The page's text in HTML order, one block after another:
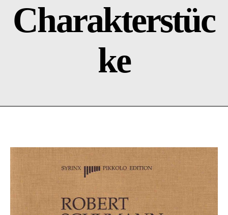
Charakterstüc
ke